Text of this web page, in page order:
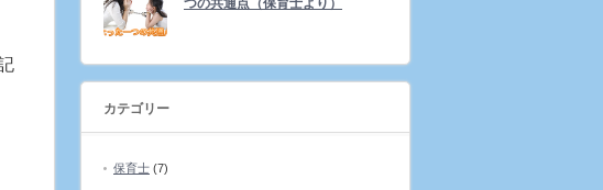
つの共通点（保育士より）
カテゴリー
保育士 (7)